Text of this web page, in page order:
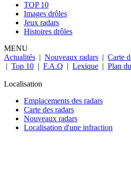
TOP 10
Images drôles
Jeux radars
Histoires drôles
MENU
Actualités | Nouveaux radars | Carte
| Top 10 | F.A.Q | Lexique | Plan
Localisation
Emplacements des radars
Carte des radars
Nouveaux radars
Localisation d'une infraction